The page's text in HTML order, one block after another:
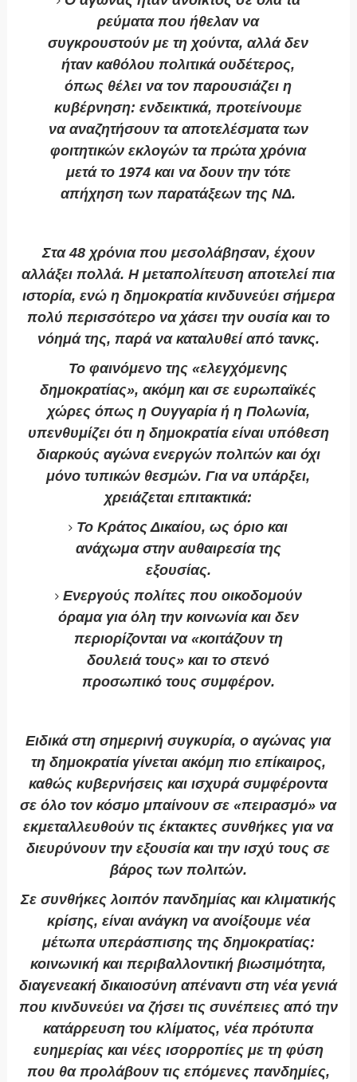
ρεύματα που ήθελαν να
συγκρουστούν με τη χούντα, αλλά δεν
ήταν καθόλου πολιτικά ουδέτερος,
όπως θέλει να τον παρουσιάζει η
κυβέρνηση: ενδεικτικά, προτείνουμε
να αναζητήσουν τα αποτελέσματα των
φοιτητικών εκλογών τα πρώτα χρόνια
μετά το 1974 και να δουν την τότε
απήχηση των παρατάξεων της ΝΔ.
Στα 48 χρόνια που μεσολάβησαν, έχουν
αλλάξει πολλά. Η μεταπολίτευση αποτελεί πια
ιστορία, ενώ η δημοκρατία κινδυνεύει σήμερα
πολύ περισσότερο να χάσει την ουσία και το
νόημά της, παρά να καταλυθεί από τανκς.
Το φαινόμενο της «ελεγχόμενης
δημοκρατίας», ακόμη και σε ευρωπαϊκές
χώρες όπως η Ουγγαρία ή η Πολωνία,
υπενθυμίζει ότι η δημοκρατία είναι υπόθεση
διαρκούς αγώνα ενεργών πολιτών και όχι
μόνο τυπικών θεσμών. Για να υπάρξει,
χρειάζεται επιτακτικά:
Το Κράτος Δικαίου, ως όριο και
ανάχωμα στην αυθαιρεσία της
εξουσίας.
Ενεργούς πολίτες που οικοδομούν
όραμα για όλη την κοινωνία και δεν
περιορίζονται να «κοιτάζουν τη
δουλειά τους» και το στενό
προσωπικό τους συμφέρον.
Ειδικά στη σημερινή συγκυρία, ο αγώνας για
τη δημοκρατία γίνεται ακόμη πιο επίκαιρος,
καθώς κυβερνήσεις και ισχυρά συμφέροντα
σε όλο τον κόσμο μπαίνουν σε «πειρασμό» να
εκμεταλλευθούν τις έκτακτες συνθήκες για να
διευρύνουν την εξουσία και την ισχύ τους σε
βάρος των πολιτών.
Σε συνθήκες λοιπόν πανδημίας και κλιματικής
κρίσης, είναι ανάγκη να ανοίξουμε νέα
μέτωπα υπεράσπισης της δημοκρατίας:
κοινωνική και περιβαλλοντική βιωσιμότητα,
διαγενεακή δικαιοσύνη απέναντι στη νέα γενιά
που κινδυνεύει να ζήσει τις συνέπειες από την
κατάρρευση του κλίματος, νέα πρότυπα
ευημερίας και νέες ισορροπίες με τη φύση
που θα προλάβουν τις επόμενες πανδημίες,